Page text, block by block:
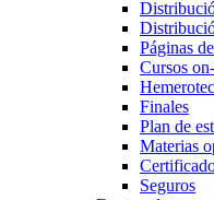
Páginas
Cursos
Finales
Plan de
Materias
Seguros